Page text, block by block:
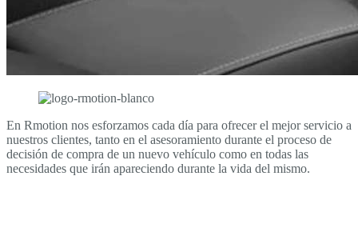
En Rmotion nos esforzamos cada día para ofrecer el mejor servicio a
nuestros clientes, tanto en el asesoramiento durante el proceso de
decisión de compra de un nuevo vehículo como en todas las
necesidades que irán apareciendo durante la vida del mismo.